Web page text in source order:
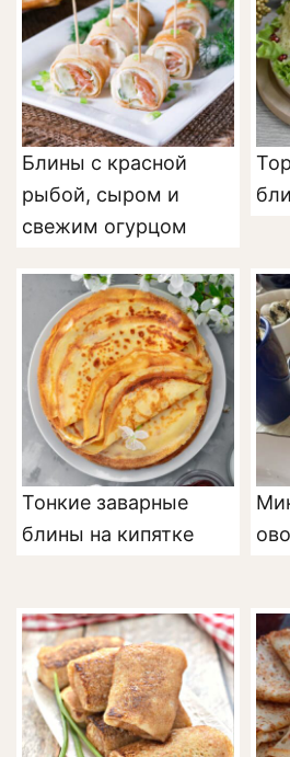
Блины с красной
рыбой, сыром и
свежим огурцом
Тонкие заварные
блины на кипятке